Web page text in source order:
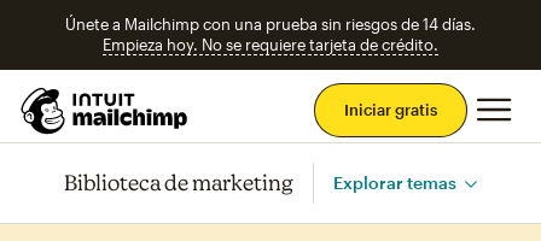
Únete a Mailchimp con una prueba sin riesgos de 14 días.
Empieza hoy. No se requiere tarjeta de crédito.
Iniciar gratis
Biblioteca de marketing Explorar temas